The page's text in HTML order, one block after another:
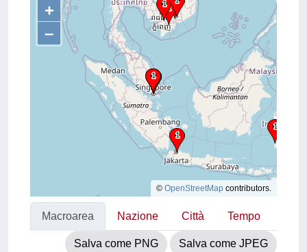
+
–
© OpenStreetMap contributors.
Macroarea Nazione Città Tempo
Salva come PNG Salva come JPEG